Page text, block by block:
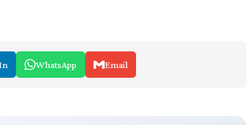
WhatsApp Email